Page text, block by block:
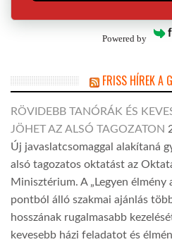
Powered by
FRISS HÍREK A
RÖVIDEBB TANÓRÁK ÉS
JÖHET AZ ALSÓ TAGOZATON
Új javaslatcsomaggal alakítaná
alsó tagozatos oktatást az
Minisztérium. A „Legyen élmény
pontból álló szakmai ajánlás
hosszának rugalmasabb
kevesebb házi feladatot és